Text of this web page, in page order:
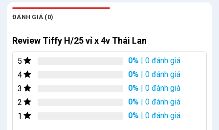
ĐÁNH GIÁ (0)
Review Tiffy H/25 vỉ x 4v Thái Lan
5 0% | 0 đánh giá
4
0% | 0 đánh giá
3
0% | 0 đánh giá
2
0% | 0 đánh giá
1
0% | 0 đánh giá